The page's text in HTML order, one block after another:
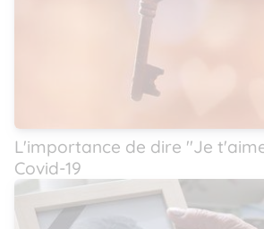
L'importance de dire ''Je
Covid-19